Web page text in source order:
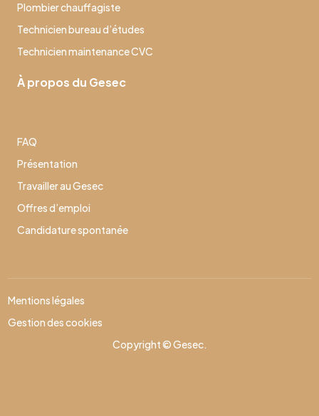
Plombier chauffagiste
Technicien bureau d’études
Technicien maintenance CVC
À propos du Gesec
FAQ
Présentation
Travailler au Gesec
Offres d’emploi
Candidature spontanée
Copyright © Gesec.
Mentions légales
Gestion des cookies